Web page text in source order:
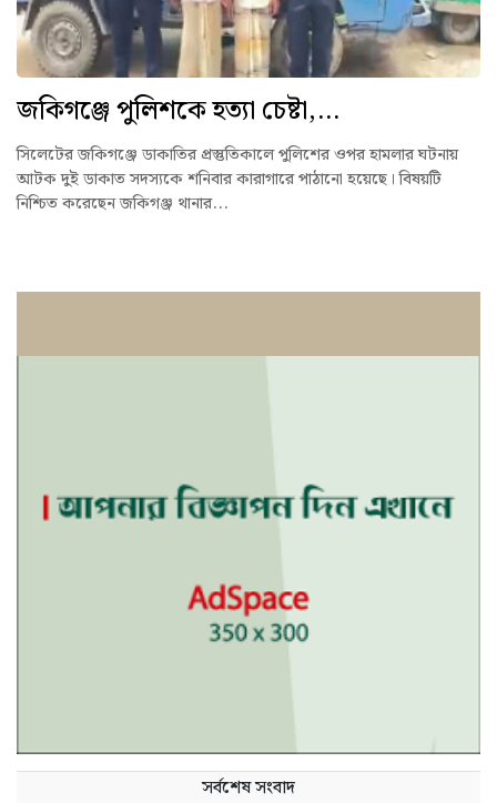
জকিগঞ্জে পুলিশকে হত্যা চেষ্টা,...
সিলেটের জকিগঞ্জে ডাকাতির প্রস্তুতিকালে পুলিশের ওপর হামলার ঘটনায়
আটক দুই ডাকাত সদস্যকে শনিবার কারাগারে পাঠানো হয়েছে। বিষয়টি
নিশ্চিত করেছেন জকিগঞ্জ থানার...
সর্বশেষ সংবাদ